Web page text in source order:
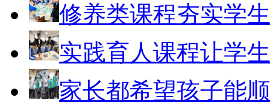
修养类课程夯实学
实践育人课程让学
家长都希望孩子能